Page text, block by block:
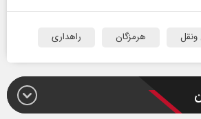
هرمزگان راهداری